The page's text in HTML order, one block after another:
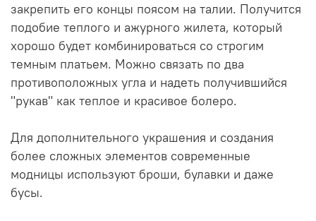
закрепить его концы поясом на талии. Получится
подобие теплого и ажурного жилета, который
хорошо будет комбинироваться со строгим
темным платьем. Можно связать по два
противоположных угла и надеть получившийся
"рукав" как теплое и красивое болеро.
Для дополнительного украшения и создания
более сложных элементов современные
модницы используют броши, булавки и даже
бусы.